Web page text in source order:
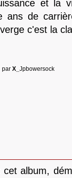
et la
ans de
c'est la
par X_ Jpbowersock
cet album,